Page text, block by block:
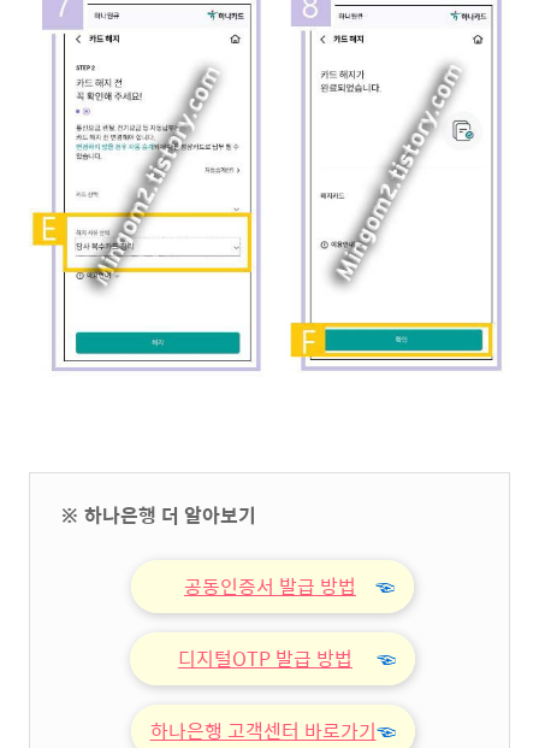
※ 하나은행 더 알아보기
공동인증서 발급 방법 ☜
디지털OTP 발급 방법 ☜
하나은행 고객센터 바로가기☜